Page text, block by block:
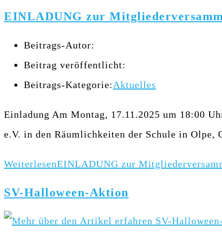
EINLADUNG zur
Beitrags-Autor:
Beitrag veröffentlicht:
Beitrags-Kategorie: Aktuelles
Einladung Am Montag, 17.11.2025 um 18:00
e.V. in den Räumlichkeiten der Schule in
WeiterlesenEINLADUNG zur
SV-Halloween-Aktion